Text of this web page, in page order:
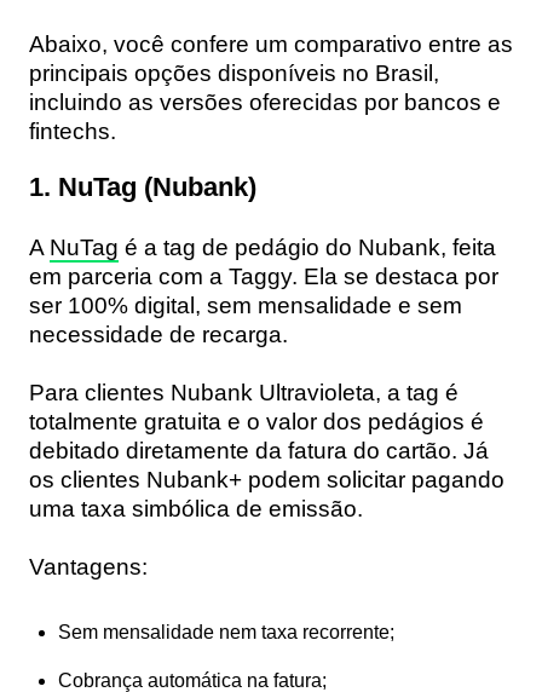
Abaixo, você confere um comparativo entre as
principais opções disponíveis no Brasil,
incluindo as versões oferecidas por bancos e
fintechs.
1. NuTag (Nubank)
A NuTag é a tag de pedágio do Nubank, feita
em parceria com a Taggy. Ela se destaca por
ser 100% digital, sem mensalidade e sem
necessidade de recarga.
Para clientes Nubank Ultravioleta, a tag é
totalmente gratuita e o valor dos pedágios é
debitado diretamente da fatura do cartão. Já
os clientes Nubank+ podem solicitar pagando
uma taxa simbólica de emissão.
Vantagens:
Sem mensalidade nem taxa recorrente;
Cobrança automática na fatura;